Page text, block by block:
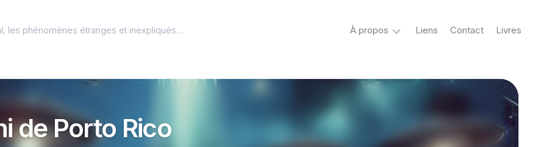
les phénomènes étranges et inexpliqués… À propos
&
Mystère
Liens Contact Livres
de Porto Rico